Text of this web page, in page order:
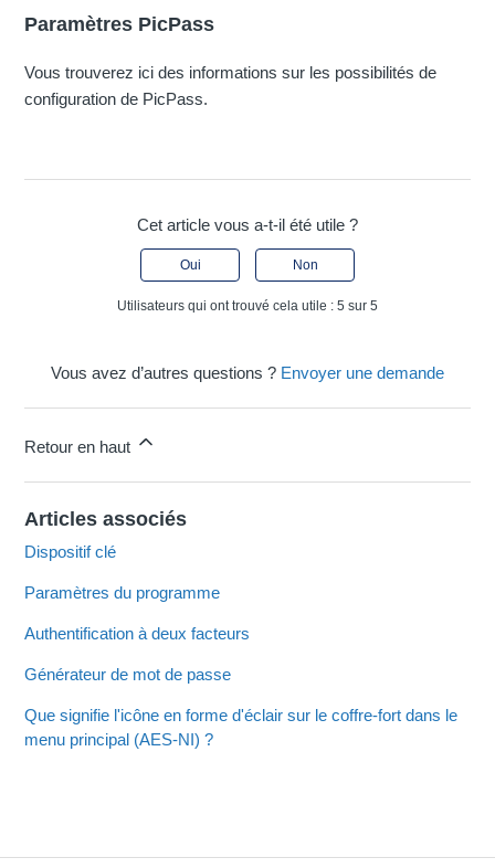
Paramètres PicPass
Vous trouverez ici des informations sur les possibilités de
configuration de PicPass.
Cet article vous a-t-il été utile ?
Oui Non
Utilisateurs qui ont trouvé cela utile : 5 sur 5
Vous avez d’autres questions ? Envoyer une demande
Retour en haut
Articles associés
Dispositif clé
Paramètres du programme
Authentification à deux facteurs
Générateur de mot de passe
Que signifie l'icône en forme d'éclair sur le coffre-fort dans le
menu principal (AES-NI) ?